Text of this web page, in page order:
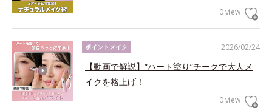
0 view
2026/02/24
ポイントメイク
【動画で解説】“ハート塗り”チークで大人メ
イクを格上げ！
0 view